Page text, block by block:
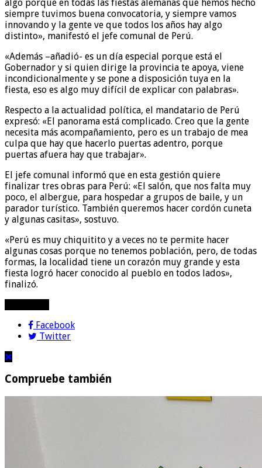
algo porque en todas las fiestas alemanas que hemos hecho
siempre tuvimos buena convocatoria, y siempre vamos
innovando y la gente ve que todos los años hay algo
distinto», manifestó el jefe comunal de Perú.
«Además –añadió- es un día especial porque está el
Gobernador y si quien dirige la provincia te apoya, viene
incondicionalmente y se pone a disposición tuya en la
fiesta, eso es algo muy difícil de explicar con palabras».
Respecto a la actualidad política, el mandatario de Perú
expresó: «El panorama está complicado. Creo que la gente
necesita más acompañamiento, pero es un trabajo de mea
culpa que hay que hacerlo puertas adentro, porque
puertas afuera hay que trabajar».
El jefe comunal informó que en esta gestión quiere
finalizar tres obras para Perú: «El salón, que nos falta muy
poco, el albergue, para hospedar a grupos de baile, y un
parador turístico. También queremos hacer cordón cuneta
y algunas casitas», sostuvo.
«Perú es muy chiquitito y a veces no te permite hacer
algunas cosas porque no tenemos población, pero, de todas
formas, la localidad tiene un corazón muy grande y esta
fiesta logró hacer conocido al pueblo en todos lados»,
finalizó.
Facebook
Twitter
Compruebe también